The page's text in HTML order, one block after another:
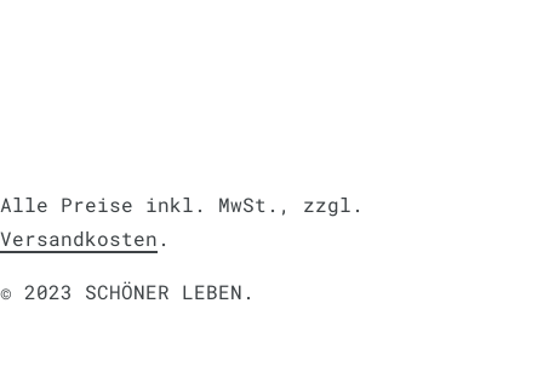
Alle Preise inkl. MwSt., zzgl.
Versandkosten .
© 2023 SCHÖNER LEBEN.